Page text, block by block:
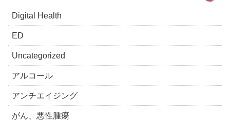
Digital Health
ED
Uncategorized
アルコール
アンチエイジング
がん、悪性腫瘍